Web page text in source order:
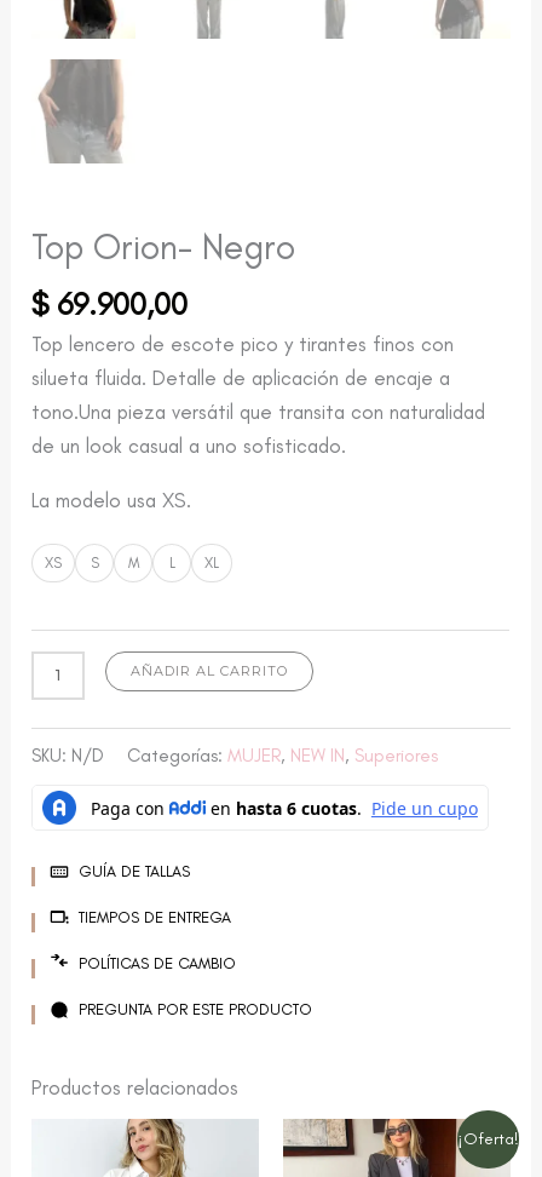
Top Orion- Negro
$69.900,00
Top lencero de escote pico y tirantes finos con
silueta fluida. Detalle de aplicación de encaje a
tono.Una pieza versátil que transita con naturalidad
de un look casual a uno sofisticado.
La modelo usa XS.
XS S M L XL
AÑADIR AL CARRITO
SKU: N/D Categorías:MUJER, NEW IN, Superiores
GUÍA DE TALLAS
TIEMPOS DE ENTREGA
POLÍTICAS DE CAMBIO
PREGUNTA POR ESTE PRODUCTO
Productos relacionados
producto
¡Oferta!
El
precio
El
Este